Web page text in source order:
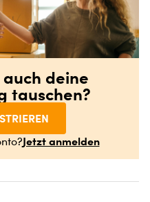
deine
tauschen?
Jetzt anmelden